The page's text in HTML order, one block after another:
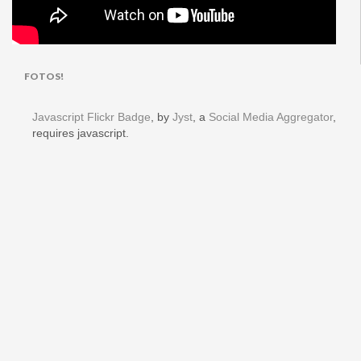
FOTOS!
Javascript Flickr Badge , by Jyst , a Social Media Aggregator,
requires javascript.